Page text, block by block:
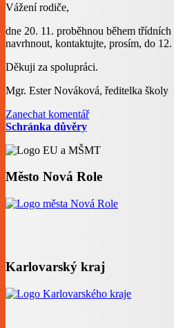
Vážení rodiče,
dne 20. 11. proběhnou během
navrhnout, kontaktujte, prosím, do
Děkuji za spolupráci.
Mgr. Ester Nováková, ředitelka školy
Zanechat komentář
Schránka důvěry
Město Nová Role
Karlovarský kraj